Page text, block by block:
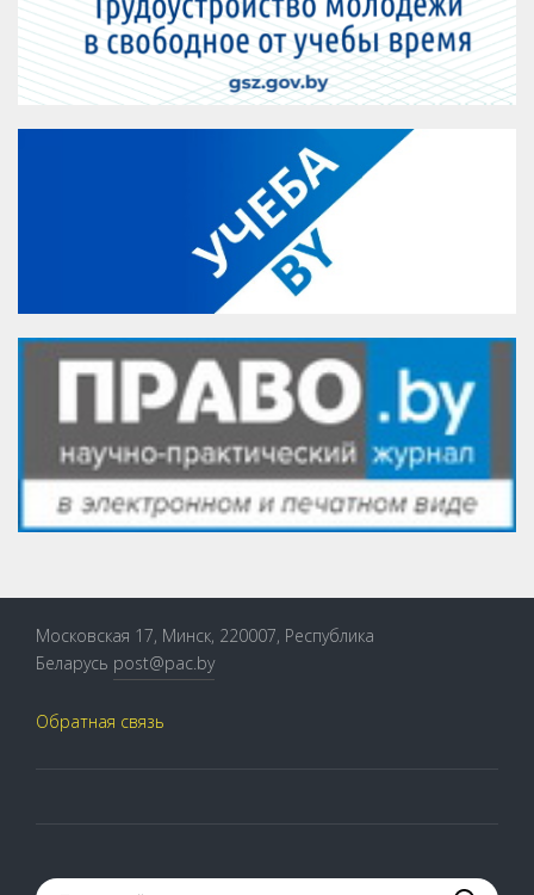
Московская 17, Минск, 220007, Республика
Беларусь post@pac.by
Обратная связь